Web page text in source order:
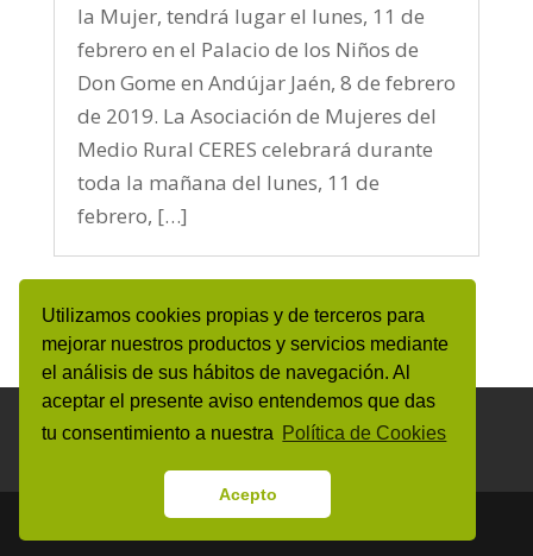
Utilizamos cookies propias y de terceros para
mejorar nuestros productos y servicios mediante
el análisis de sus hábitos de navegación. Al
aceptar el presente aviso entendemos que das
tu consentimiento a nuestra Política de Cookies
Acepto
la Mujer, tendrá lugar el lunes, 11 de
febrero en el Palacio de los Niños de
Don Gome en Andújar Jaén, 8 de febrero
de 2019. La Asociación de Mujeres del
Medio Rural CERES celebrará durante
toda la mañana del lunes, 11 de
febrero, […]
Aviso Legal y Protección de datos personales